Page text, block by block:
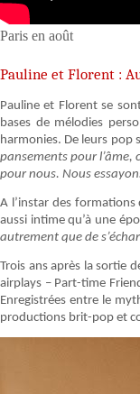
Paris en août
Pauline et Florent :
Pauline et Florent se
bases de mélodies
harmonies. De leurs pop
pansements pour l’âme,
pour nous. Nous
A l’instar des
aussi intime qu’à une
autrement que de
Trois ans après la sortie
airplays – Part-time
Enregistrées entre le
productions brit-pop et